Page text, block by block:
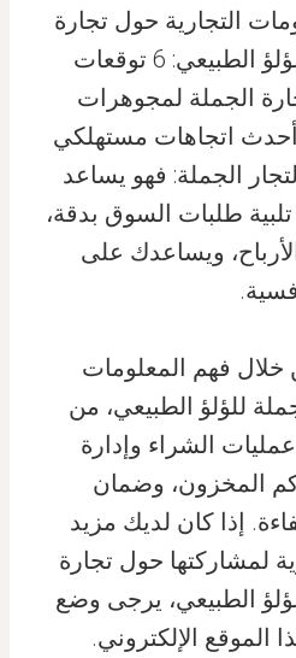
التجارية حول تجارة
الجملة لمجوهرات اللؤلؤ الطبيعي: 6 توقعات
الجملة لمجوهرات
أحدث اتجاهات مستهلكي
الجملة: فهو يساعد
طلبات السوق بدقة،
ويساعدك على
خلال فهم المعلومات
للؤلؤ الطبيعي، من
الشراء وإدارة
المخزون، وضمان
إذا كان لديك مزيد
لمشاركتها حول تجارة
الطبيعي، يرجى وضع
الموقع الإلكتروني.